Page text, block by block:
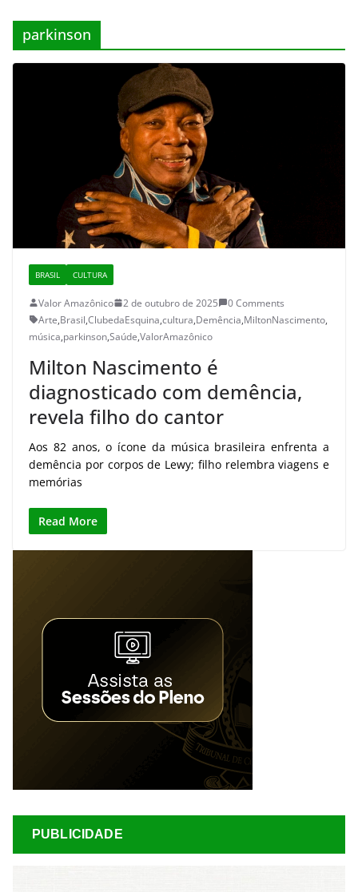
parkinson
BRASIL CULTURA
Valor Amazônico 2 de outubro de 2025
0 Comments
Arte,Brasil,ClubedaEsquina,cultura,Demência,MiltonNascimento,
música,parkinson,Saúde,ValorAmazônico
Milton Nascimento é
diagnosticado com demência,
revela filho do cantor
Aos 82 anos, o ícone da música brasileira enfrenta a
demência por corpos de Lewy; filho relembra viagens e
memórias
Read More
PUBLICIDADE